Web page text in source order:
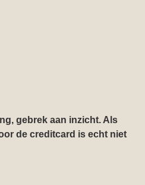
gebrek aan inzicht. Als
de creditcard is echt niet